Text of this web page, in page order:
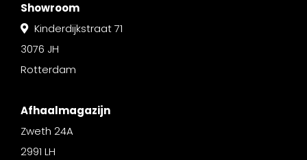
Showroom
Kinderdijkstraat 71
3076 JH
Rotterdam
Afhaalmagazijn
Zweth 24A
2991 LH